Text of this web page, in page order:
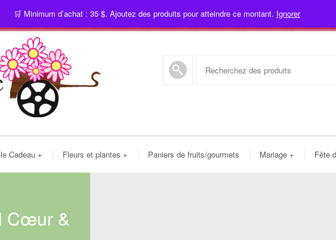
450- 478-7312
Cadeau + Fleurs et plantes + Paniers de fruits/gourmets Mariage + Fête
Cœur &
🛒 Minimum d’achat : 35 $. Ajoutez des produits pour atteindre ce montant. Ignorer